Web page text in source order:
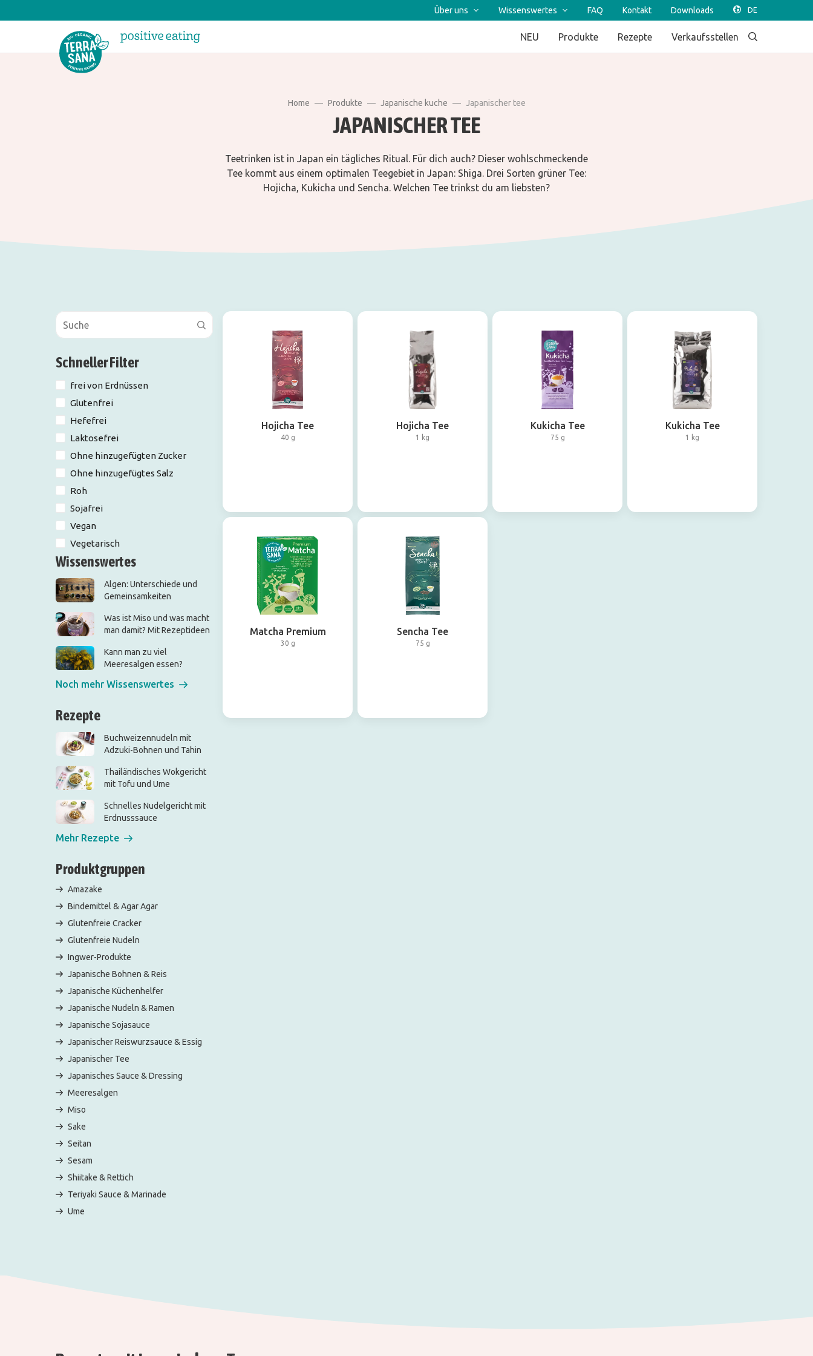
Über uns Wissenswertes FAQ Kontakt Downloads
NEU Produkte Rezepte Verkaufsstellen
Home Produkte Japanische kuche Japanischer tee
JAPANISCHER TEE
Teetrinken ist in Japan ein tägliches Ritual. Für dich auch? Dieser wohlschmeckende
Tee kommt aus einem optimalen Teegebiet in Japan: Shiga. Drei Sorten grüner Tee:
Hojicha, Kukicha und Sencha. Welchen Tee trinkst du am liebsten?
Schneller Filter
frei von Erdnüssen
Glutenfrei
Hefefrei
Laktosefrei
Ohne hinzugefügten Zucker
Ohne hinzugefügtes Salz
Roh
Sojafrei
Vegan
Vegetarisch
Wissenswertes
Algen: Unterschiede und
Gemeinsamkeiten
Was ist Miso und was macht
man damit? Mit Rezeptideen
Kann man zu viel
Meeresalgen essen?
Noch mehr Wissenswertes
Rezepte
Buchweizennudeln mit
Adzuki-Bohnen und Tahin
Thailändisches Wokgericht
mit Tofu und Ume
Schnelles Nudelgericht mit
Erdnusssauce
Mehr Rezepte
Produktgruppen
Amazake
Bindemittel & Agar Agar
Glutenfreie Cracker
Glutenfreie Nudeln
Ingwer-Produkte
Japanische Bohnen & Reis
Japanische Küchenhelfer
Japanische Nudeln & Ramen
Japanische Sojasauce
Japanischer Reiswurzsauce & Essig
Japanischer Tee
Japanisches Sauce & Dressing
Meeresalgen
Miso
Sake
Seitan
Sesam
Shiitake & Rettich
Teriyaki Sauce & Marinade
Ume
Hojicha Tee
40 g
Hojicha Tee
1 kg
Kukicha Tee
75 g
Kukicha Tee
1 kg
Matcha Premium
30 g
Sencha Tee
75 g